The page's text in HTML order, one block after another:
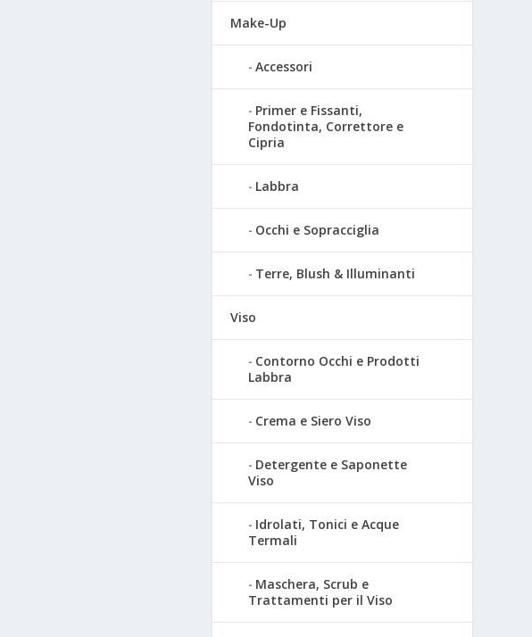
Make-Up
Accessori
Primer e Fissanti,
Fondotinta, Correttore e
Cipria
Labbra
Occhi e Sopracciglia
Terre, Blush & Illuminanti
Viso
Contorno Occhi e Prodotti
Labbra
Crema e Siero Viso
Detergente e Saponette
Viso
Idrolati, Tonici e Acque
Termali
Maschera, Scrub e
Trattamenti per il Viso